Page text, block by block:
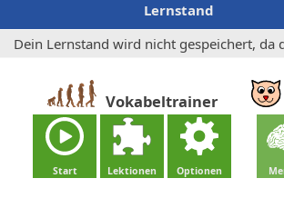
Lernstand
Dein Lernstand wird nicht gespeichert, da
Vokabeltrainer
Start Lektionen Optionen